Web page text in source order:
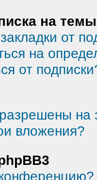
на темы
от
на
от
на
вложения?